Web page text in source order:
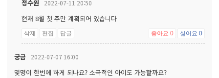
정수원 2022-07-11 20:50
현재 8월 첫 주만 계획되어 있습니다
삭제 편집 답글 좋아요 0 싫어요 0
궁금 2022-07-07 16:00
몇명이 한번에 하게 되나요? 소극적인 아이도 가능할까요?